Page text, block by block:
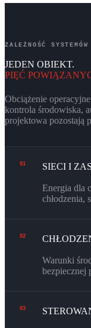
ZALEŻNOŚĆ SYSTEMÓW
JEDEN OBIEKT.
PIĘĆ
Obciążenie
kontrola środowiska,
projektowa pozostają
01 SIECI I
Energia dla
chłodzenia,
02
Warunki
bezpiecznej
03